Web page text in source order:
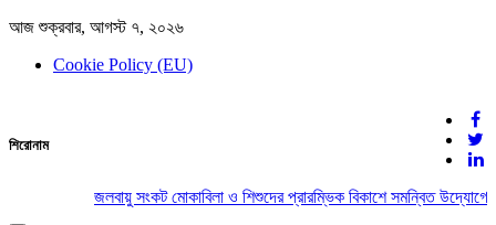
আজ শুক্রবার, আগস্ট ৭, ২০২৬
Cookie Policy (EU)
দেশের খবর
যুক্ত থাকুন দেশের সঙ্গে
শিরোনাম
জলবায়ু সংকট মোকাবিলা ও শিশুদের প্রারম্ভিক বিকাশে সমন্বিত উদ্যোগের